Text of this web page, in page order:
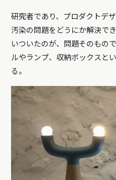
研究者であり、プロダクトデ
汚染の問題をどうにか解決で
いついたのが、問題そのもの
ルやランプ、収納ボックスと
る。